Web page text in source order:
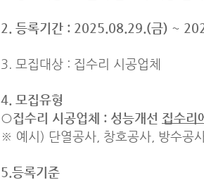
2. 등록기간 : 2025.08.29.(금) ~
3. 모집대상 : 집수리 시공업체
4. 모집유형
○집수리 시공업체 : 성능개선 집수리
※ 예시) 단열공사, 창호공사, 방수공
5.등록기준